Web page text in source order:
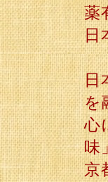
薬
日
日
を
心
味
京